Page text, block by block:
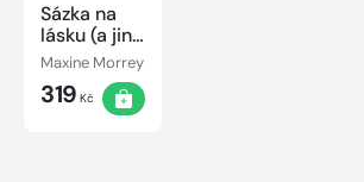
Sázka na
lásku (a jiné
katastrofy)
Maxine Morrey
319 Kč